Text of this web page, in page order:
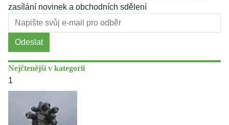
zasílání novinek a obchodních sdělení
Odeslat
Nejčtenější v kategorii
1